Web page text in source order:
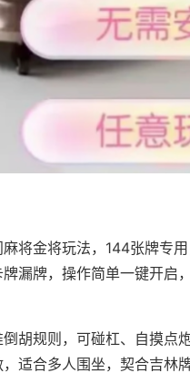
将金将玩法，144张牌专
漏牌，操作简单一键开启
胡规则，可碰杠、自摸点
适合多人围坐，契合吉林